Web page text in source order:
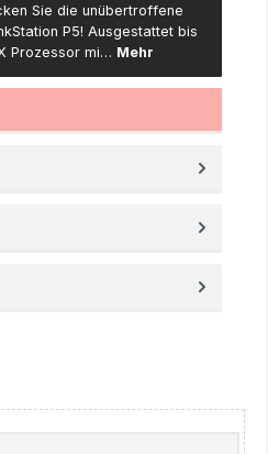
Sie die unübertroffene
P5! Ausgestattet bis
Prozessor mi… Mehr